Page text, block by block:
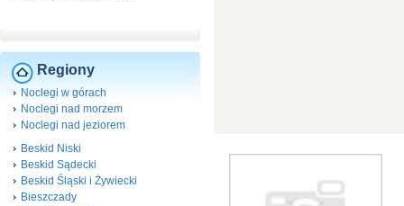
Regiony
Noclegi w górach
Noclegi nad morzem
Noclegi nad jeziorem
Beskid Niski
Beskid Sądecki
Beskid Śląski i Żywiecki
Bieszczady